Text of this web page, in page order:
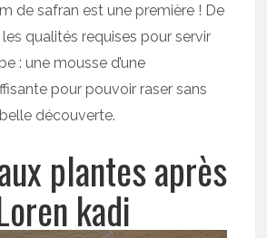
de safran est une première ! De
qualités requises pour servir
: une mousse d’une
pour pouvoir raser sans
découverte.
plantes après
kadi